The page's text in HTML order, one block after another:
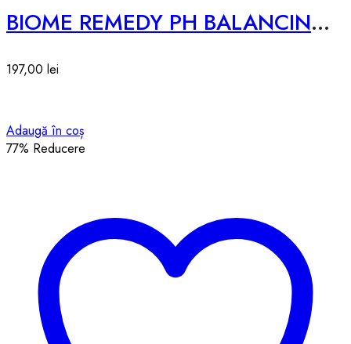
BIOME REMEDY PH BALANCING TONER – 300ml
197,00 lei
Adaugă în coș
77% Reducere